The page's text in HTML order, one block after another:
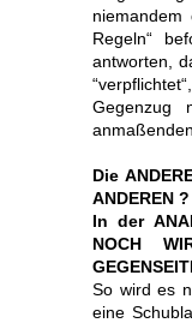
niemandem
Regeln“
antworten,
Gegenzug
Die
ANDEREN ?
In der
NOCH
So wird es
eine